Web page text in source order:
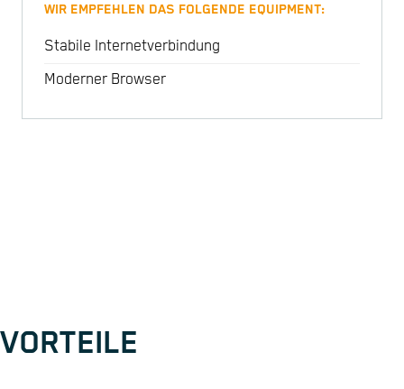
WIR EMPFEHLEN DAS FOLGENDE EQUIPMENT:
Stabile Internetverbindung
Moderner Browser
VORTEILE